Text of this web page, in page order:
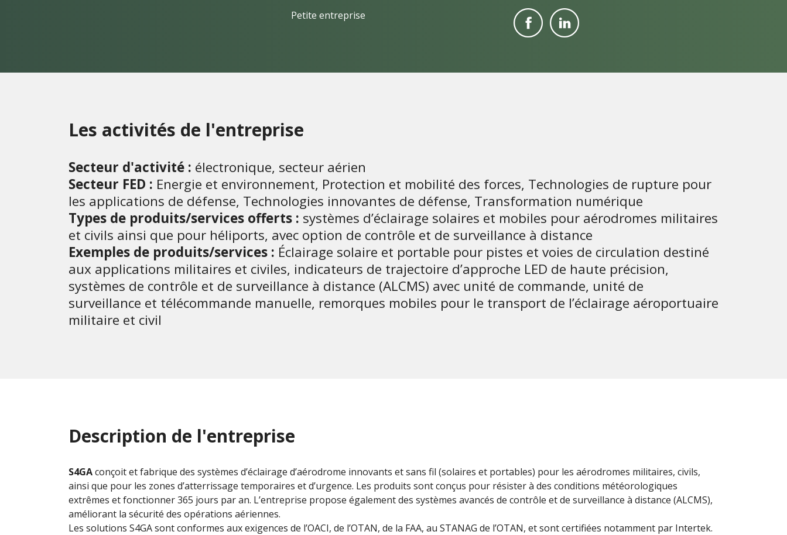
Petite entreprise
Les activités de l'entreprise
Secteur d'activité : électronique, secteur aérien
Secteur FED : Energie et environnement, Protection et mobilité des forces, Technologies de rupture pour
les applications de défense, Technologies innovantes de défense, Transformation numérique
Types de produits/services offerts : systèmes d’éclairage solaires et mobiles pour aérodromes militaires
et civils ainsi que pour héliports, avec option de contrôle et de surveillance à distance
Exemples de produits/services : Éclairage solaire et portable pour pistes et voies de circulation destiné
aux applications militaires et civiles, indicateurs de trajectoire d’approche LED de haute précision,
systèmes de contrôle et de surveillance à distance (ALCMS) avec unité de commande, unité de
surveillance et télécommande manuelle, remorques mobiles pour le transport de l’éclairage aéroportuaire
militaire et civil
Description de l'entreprise
S4GAconçoit et fabrique des systèmes d’éclairage d’aérodrome innovants et sans fil (solaires et portables) pour les aérodromes militaires, civils,
ainsi que pour les zones d’atterrissage temporaires et d’urgence. Les produits sont conçus pour résister à des conditions météorologiques
extrêmes et fonctionner 365 jours par an. L’entreprise propose également des systèmes avancés de contrôle et de surveillance à distance (ALCMS),
améliorant la sécurité des opérations aériennes.
Les solutions S4GA sont conformes aux exigences de l’OACI, de l’OTAN, de la FAA, au STANAG de l’OTAN, et sont certifiées notamment par Intertek.